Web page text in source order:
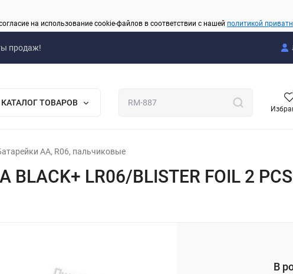
на использование cookie-файлов в соответствии с нашей политикой
продаж!
КАТАЛОГ ТОВАРОВ
AA, R06, пальчиковые
BLACK+ LR06/BLISTER FOIL 2
В